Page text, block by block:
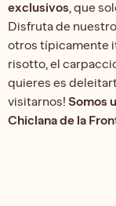
exclusivos, que
Disfruta de
otros típicamente
risotto, el
quieres es
visitarnos! Somos
Chiclana de la